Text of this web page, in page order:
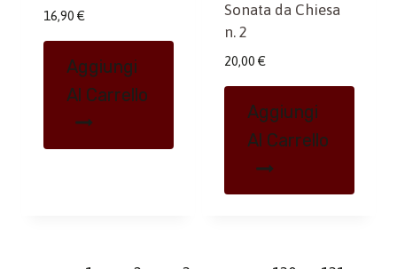
16,90 €
Aggiungi
Al Carrello
Sonata da Chiesa
n. 2
20,00 €
Aggiungi
Al Carrello